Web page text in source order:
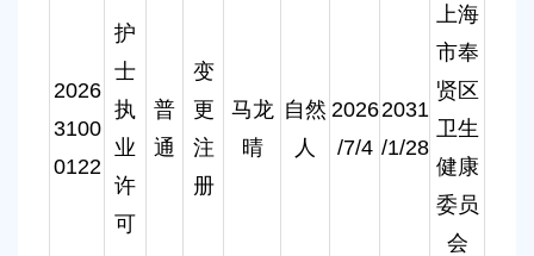
2026
3100
0122
护
士
执
业
许
可
普
通
变
更
注
册
马龙
晴
自然
人
2026
/7/4
2031
/1/28
上海
市奉
贤区
卫生
健康
委员
会